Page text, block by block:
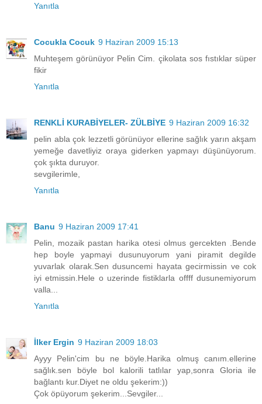
Yanıtla
Cocukla Cocuk 9 Haziran 2009 15:13
Muhteşem görünüyor Pelin Cim. çikolata sos fıstıklar süper
fikir
Yanıtla
RENKLİ KURABİYELER- ZÜLBİYE 9 Haziran 2009 16:32
pelin abla çok lezzetli görünüyor ellerine sağlık yarın akşam
yemeğe davetliyiz oraya giderken yapmayı düşünüyorum.
çok şıkta duruyor.
sevgilerimle,
Yanıtla
Banu 9 Haziran 2009 17:41
Pelin, mozaik pastan harika otesi olmus gercekten .Bende
hep boyle yapmayi dusunuyorum yani piramit degilde
yuvarlak olarak.Sen dusuncemi hayata gecirmissin ve cok
iyi etmissin.Hele o uzerinde fistiklarla offff dusunemiyorum
valla...
Yanıtla
İlker Ergin 9 Haziran 2009 18:03
Ayyy Pelin'cim bu ne böyle.Harika olmuş canım.ellerine
sağlık.sen böyle bol kalorili tatlılar yap,sonra Gloria ile
bağlantı kur.Diyet ne oldu şekerim:))
Çok öpüyorum şekerim...Sevgiler...